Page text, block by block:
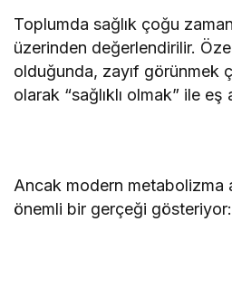
Toplumda sağlık çoğu
üzerinden değerlendirilir.
olduğunda, zayıf görünmek
olarak “sağlıklı olmak” ile eş
Ancak modern metabolizma
önemli bir gerçeği gösteriyor: